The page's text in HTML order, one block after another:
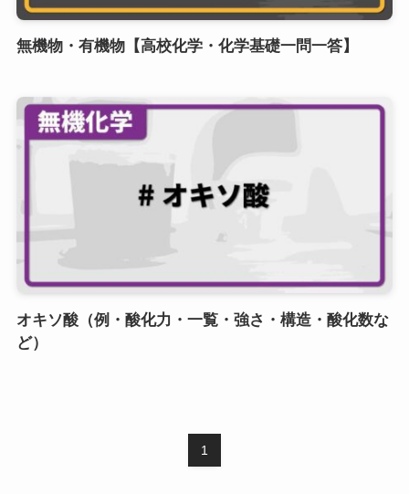
無機物・有機物【高校化学・化学基礎一問一答】
オキソ酸（例・酸化力・一覧・強さ・構造・酸化数な
ど）
1